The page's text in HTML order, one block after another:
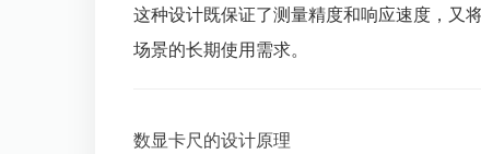
这种设计既保证了测量精度和响应速度，又
场景的长期使用需求。
数显卡尺的设计原理